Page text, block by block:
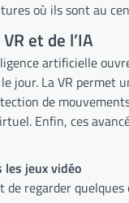
où ils sont au
et de l’IA
artificielle
jour. La VR permet
de
Enfin, ces
les jeux vidéo
regarder